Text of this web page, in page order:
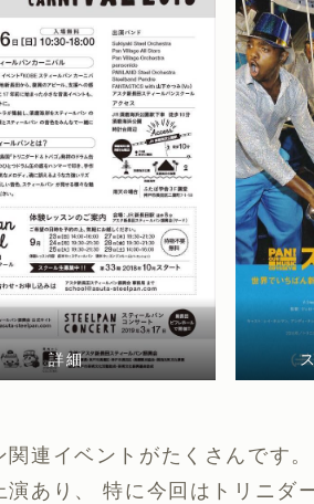
詳細
連イベントがたくさんです。
演あり、 特に今回はトリニ